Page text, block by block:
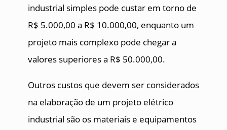
industrial simples pode custar em torno de
R$ 5.000,00 a R$ 10.000,00, enquanto um
projeto mais complexo pode chegar a
valores superiores a R$ 50.000,00.
Outros custos que devem ser considerados
na elaboração de um projeto elétrico
industrial são os materiais e equipamentos